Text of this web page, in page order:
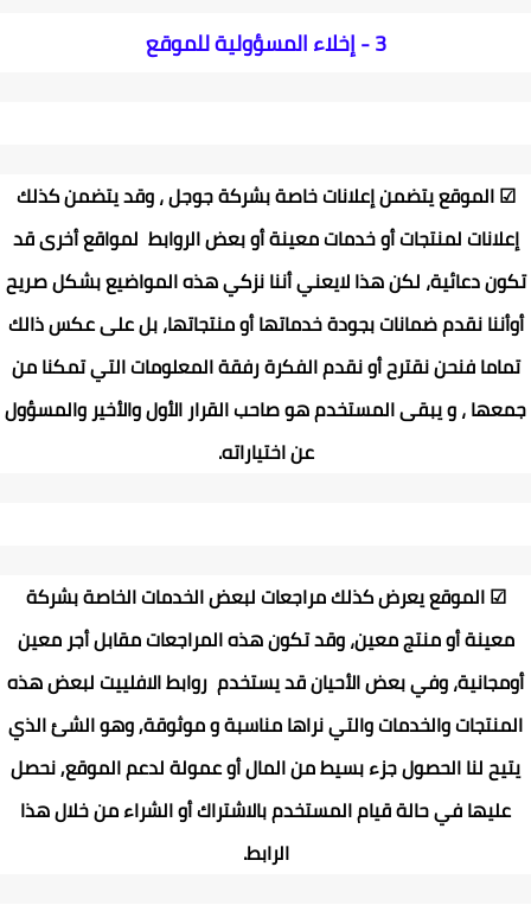
3 - إخلاء المسؤولية للموقع
☑الموقع يتضمن إعلانات خاصة بشركة جوجل ، وقد يتضمن كذلك
إعلانات لمنتجات أو خدمات معينة أو بعض الروابط لمواقع أخرى قد
تكون دعائية، لكن هذا لايعني أننا نزكي هذه المواضيع بشكل صريح
أوأننا نقدم ضمانات بجودة خدماتها أو منتجاتها، بل على عكس ذالك
تماما فنحن نقترح أو نقدم الفكرة رفقة المعلومات التي تمكنا من
جمعها ، و يبقى المستخدم هو صاحب القرار الأول والأخير والمسؤول
عن اختياراته.
☑الموقع يعرض كذلك مراجعات لبعض الخدمات الخاصة بشركة
معينة أو منتج معين، وقد تكون هذه المراجعات مقابل أجر معين
أومجانية، وفي بعض الأحيان قد يستخدم روابط الافلييت لبعض هذه
المنتجات والخدمات والتي نراها مناسبة و موثوقة, وهو الشئ الذي
يتيح لنا الحصول جزء بسيط من المال أو عمولة لدعم الموقع, نحصل
عليها في حالة قيام المستخدم بالاشتراك أو الشراء من خلال هذا
الرابط.